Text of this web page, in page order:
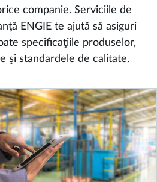
companie. Serviciile de
ENGIE te ajută să asiguri
specificaţiile produselor,
şi standardele de calitate.